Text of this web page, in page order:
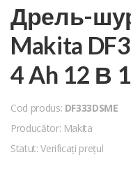
Дрель-
Makita
4 Ah 12 В
Cod produs: DF333DSME
Producător: Makita
Statut: Verificați prețul